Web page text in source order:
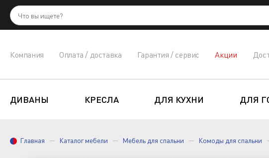
Компания Оплата / доставка Гарантия / сервис Акции
ДИВАНЫ КРЕСЛА ДЛЯ КУХНИ ДЛЯ
Главная Каталог мебели Мебель для спальни Комоды для спальни